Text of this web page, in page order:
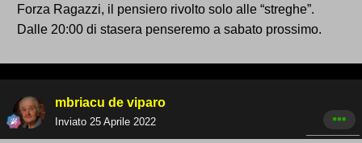
Forza Ragazzi, il pensiero rivolto solo alle “streghe”.
Dalle 20:00 di stasera penseremo a sabato prossimo.
mbriacu de viparo
Inviato 25 Aprile 2022